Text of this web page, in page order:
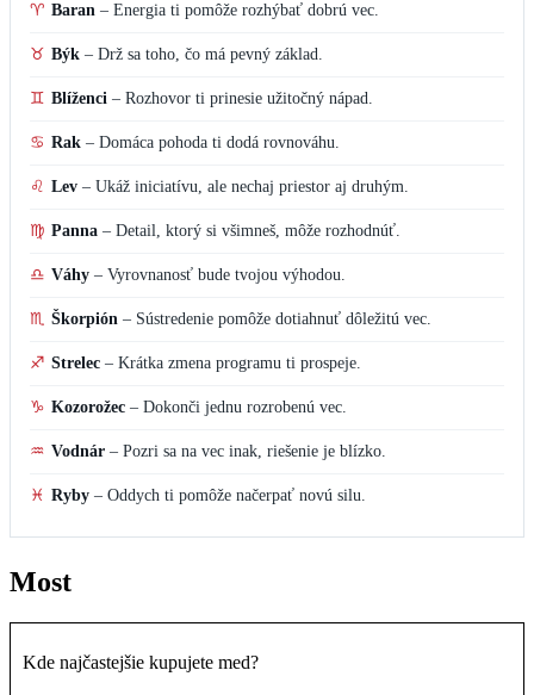
♈ Baran – Energia ti pomôže rozhýbať dobrú vec.
♉ Býk – Drž sa toho, čo má pevný základ.
♊ Blíženci – Rozhovor ti prinesie užitočný nápad.
♋ Rak – Domáca pohoda ti dodá rovnováhu.
♌ Lev – Ukáž iniciatívu, ale nechaj priestor aj druhým.
♍ Panna – Detail, ktorý si všimneš, môže rozhodnúť.
♎ Váhy – Vyrovnanosť bude tvojou výhodou.
♏ Škorpión – Sústredenie pomôže dotiahnuť dôležitú vec.
♐ Strelec – Krátka zmena programu ti prospeje.
♑ Kozorožec – Dokonči jednu rozrobenú vec.
♒ Vodnár – Pozri sa na vec inak, riešenie je blízko.
♓ Ryby – Oddych ti pomôže načerpať novú silu.
Most
Kde najčastejšie kupujete med?